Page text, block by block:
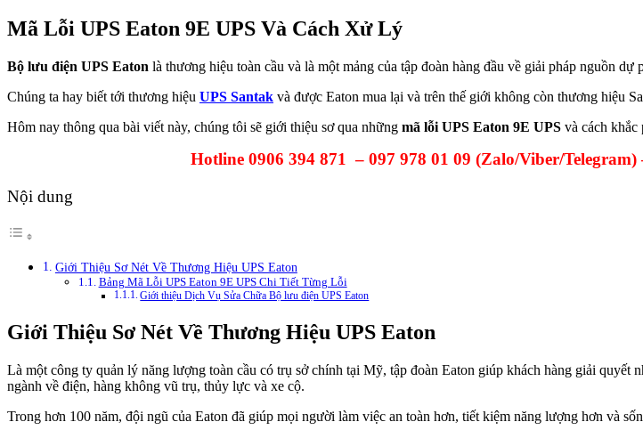
Mã Lỗi UPS Eaton 9E UPS Và Cách Xử Lý
Bộ lưu điện UPS Eaton là thương hiệu toàn cầu và là một mảng của tập đoàn hàng đầu về giải pháp nguồn
Chúng ta hay biết tới thương hiệu UPS Santak và được Eaton mua lại và trên thế giới không còn thương hiệu
Hôm nay thông qua bài viết này, chúng tôi sẽ giới thiệu sơ qua những mã lỗi UPS Eaton 9E UPS và cách khắc
Hotline 0906 394 871 – 097 978 01 09 (Zalo/Viber/
Nội dung
Giới Thiệu Sơ Nét Về Thương Hiệu UPS Eaton
Bảng Mã Lỗi UPS Eaton 9E UPS Chi Tiết Từng Lỗi
Giới thiệu Dịch Vụ Sửa Chữa Bộ lưu điện UPS Eaton
Giới Thiệu Sơ Nét Về Thương Hiệu UPS Eaton
Là một công ty quản lý năng lượng toàn cầu có trụ sở chính tại Mỹ, tập đoàn Eaton giúp khách hàng giải
ngành về điện, hàng không vũ trụ, thủy lực và xe cộ.
Trong hơn 100 năm, đội ngũ của Eaton đã giúp mọi người làm việc an toàn hơn, tiết kiệm năng lượng hơn và